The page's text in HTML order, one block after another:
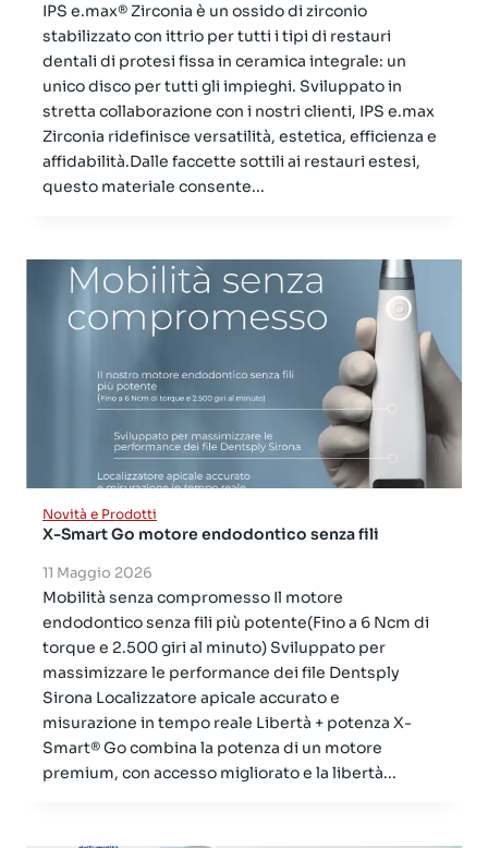
IPS e.max® Zirconia è un ossido di zirconio
stabilizzato con ittrio per tutti i tipi di restauri
dentali di protesi fissa in ceramica integrale: un
unico disco per tutti gli impieghi. Sviluppato in
stretta collaborazione con i nostri clienti, IPS e.max
Zirconia ridefinisce versatilità, estetica, efficienza e
affidabilità.Dalle faccette sottili ai restauri estesi,
questo materiale consente...
Novità e Prodotti
X-Smart Go motore endodontico senza fili
11 Maggio 2026
Mobilità senza compromesso Il motore
endodontico senza fili più potente(Fino a 6 Ncm di
torque e 2.500 giri al minuto) Sviluppato per
massimizzare le performance dei file Dentsply
Sirona Localizzatore apicale accurato e
misurazione in tempo reale Libertà + potenza X-
Smart® Go combina la potenza di un motore
premium, con accesso migliorato e la libertà...